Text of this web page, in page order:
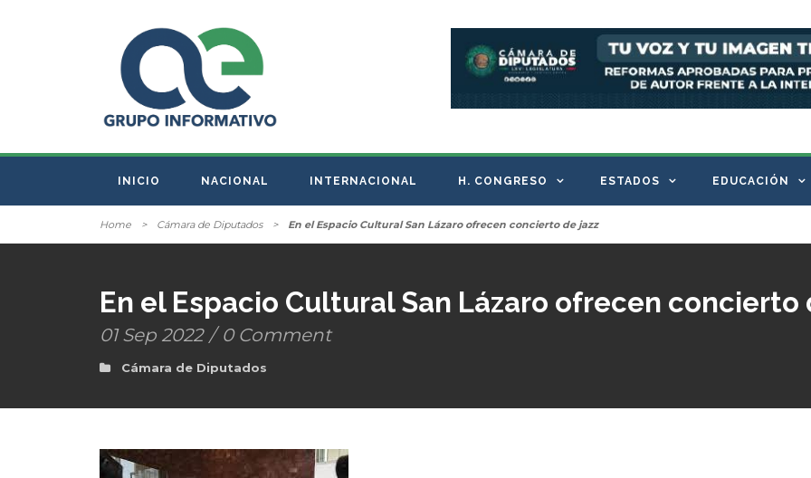
INICIO NACIONAL INTERNACIONAL H. CONGRESO ESTADOS EDUCACIÓN
Home > Cámara de Diputados > En el Espacio Cultural San Lázaro ofrecen concierto de jazz
En el Espacio Cultural San Lázaro ofrecen concierto
01 Sep 2022 / 0 Comment
Cámara de Diputados